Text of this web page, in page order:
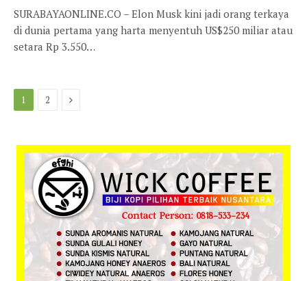
SURABAYAONLINE.CO – Elon Musk kini jadi orang terkaya
di dunia pertama yang harta menyentuh US$250 miliar atau
setara Rp 3.550…
1 2 Next